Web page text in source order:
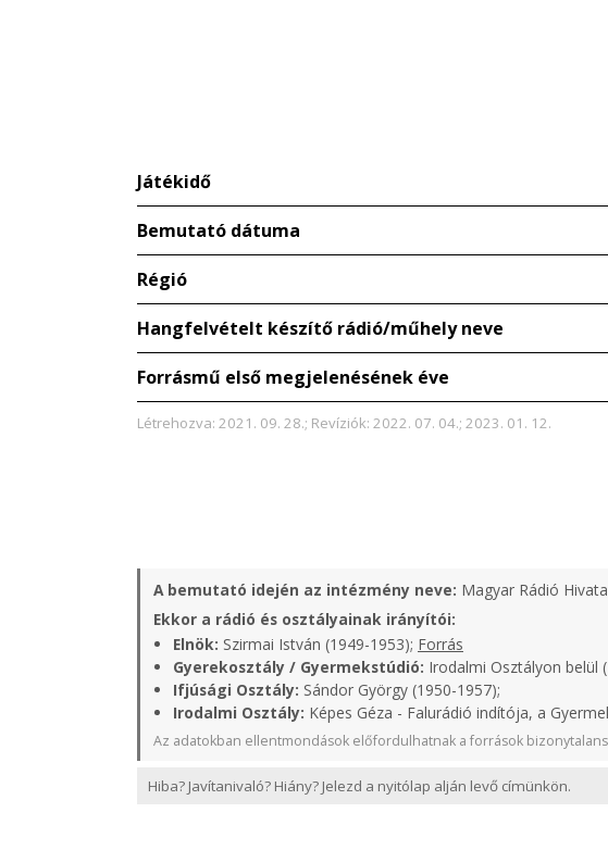
Játékidő
Bemutató dátuma
Régió
Hangfelvételt készítő rádió/műhely neve
Forrásmű első megjelenésének éve
Létrehozva: 2021. 09. 28.; Revíziók: 2022. 07. 04.; 2023. 01. 12.
A bemutató idején az intézmény neve: Magyar Rádió
Ekkor a rádió és osztályainak irányítói:
Elnök: Szirmai István (1949-1953); Forrás
Gyerekosztály / Gyermekstúdió: Irodalmi Osztályon belül
Ifjúsági Osztály: Sándor György (1950-1957);
Irodalmi Osztály: Képes Géza - Falurádió indítója, a
Az adatokban ellentmondások előfordulhatnak a források
Hiba? Javítanivaló? Hiány? Jelezd a nyitólap alján levő címünkön.